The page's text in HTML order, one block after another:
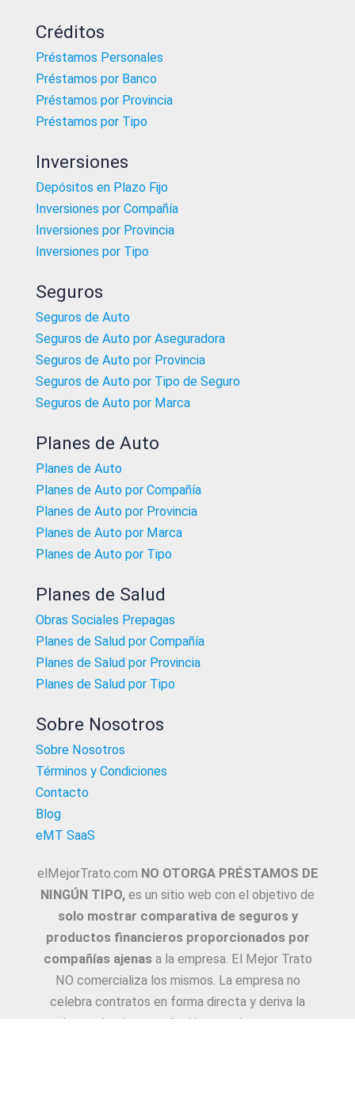
Créditos
Préstamos Personales
Préstamos por Banco
Préstamos por Provincia
Préstamos por Tipo
Inversiones
Depósitos en Plazo Fijo
Inversiones por Compañía
Inversiones por Provincia
Inversiones por Tipo
Seguros
Seguros de Auto
Seguros de Auto por Aseguradora
Seguros de Auto por Provincia
Seguros de Auto por Tipo de Seguro
Seguros de Auto por Marca
Planes de Auto
Planes de Auto
Planes de Auto por Compañía
Planes de Auto por Provincia
Planes de Auto por Marca
Planes de Auto por Tipo
Planes de Salud
Obras Sociales Prepagas
Planes de Salud por Compañía
Planes de Salud por Provincia
Planes de Salud por Tipo
Sobre Nosotros
Sobre Nosotros
Términos y Condiciones
Contacto
Blog
eMT SaaS
elMejorTrato.com NO OTORGA PRÉSTAMOS DE
NINGÚN TIPO, es un sitio web con el objetivo de
solo mostrar comparativa de seguros y
productos financieros proporcionados por
compañías ajenasa la empresa. El Mejor Trato
NO comercializa los mismos. La empresa no
celebra contratos en forma directa y deriva la
Asesoría e intermediación a productores y